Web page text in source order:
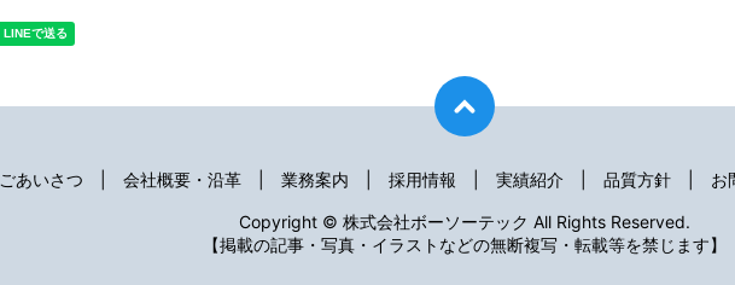
ごあいさつ 会社概要・沿革 業務案内 採用情報 実績紹介 品質方針 お
Copyright © 株式会社ボーソーテック All Rights Reserved.
【掲載の記事・写真・イラストなどの無断複写・転載等を禁じます】